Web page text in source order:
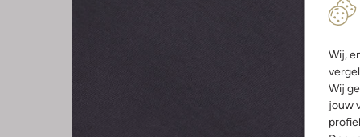
Wij,
Wij
jouw